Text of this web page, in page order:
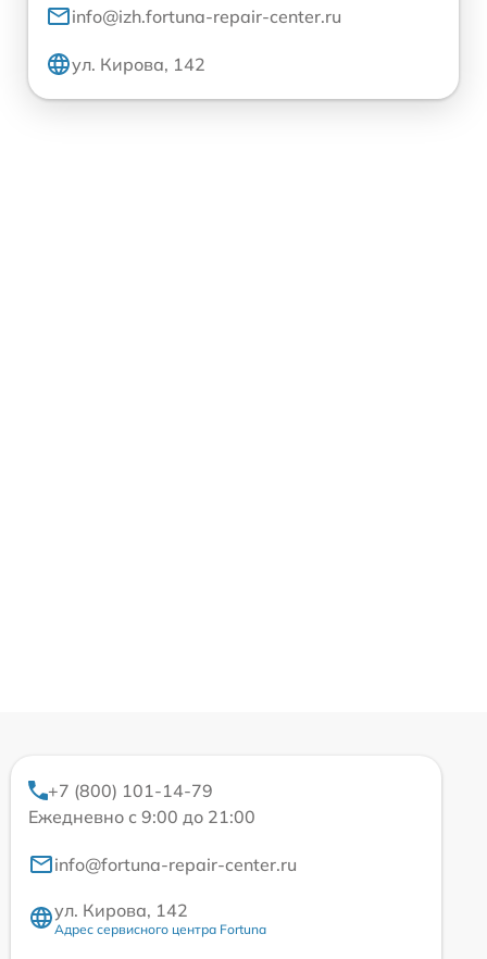
info@izh.fortuna-repair-center.ru
ул. Кирова, 142
+7 (800) 101-14-79
Ежедневно с 9:00 до 21:00
info@fortuna-repair-center.ru
ул. Кирова, 142
Адрес сервисного центра Fortuna